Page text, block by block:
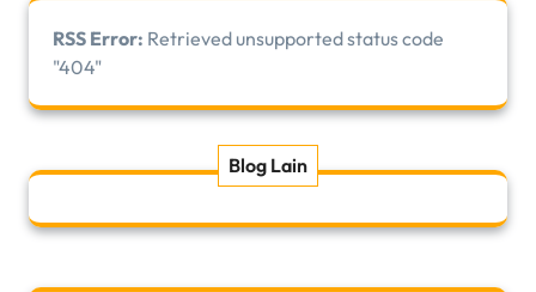
RSS Error: Retrieved unsupported status code
"404"
Blog Lain